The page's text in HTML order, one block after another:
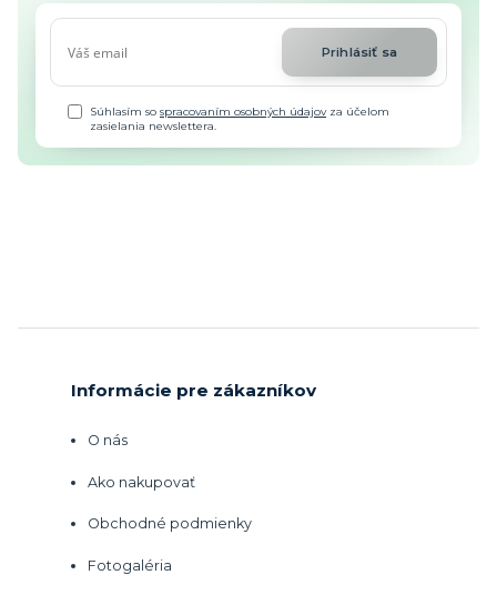
Prihlásiť sa
Súhlasím sospracovaním osobných údajovza účelom
zasielania newslettera.
Informácie pre zákazníkov
O nás
Ako nakupovať
Obchodné podmienky
Fotogaléria